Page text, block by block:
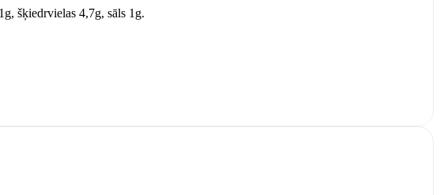
šķiedrvielas 4,7g, sāls 1g.